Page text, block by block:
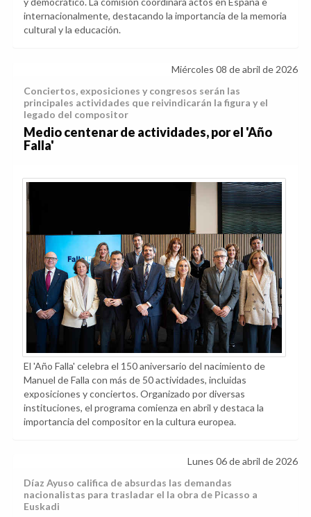
internacionalmente, destacando la importancia de la memoria
cultural y la educación.
Miércoles 08 de abril de 2026
Conciertos, exposiciones y congresos serán las
principales actividades que reivindicarán la figura y el
legado del compositor
Medio centenar de actividades, por el 'Año
Falla'
El 'Año Falla' celebra el 150 aniversario del nacimiento de
Manuel de Falla con más de 50 actividades, incluidas
exposiciones y conciertos. Organizado por diversas
instituciones, el programa comienza en abril y destaca la
importancia del compositor en la cultura europea.
Lunes 06 de abril de 2026
Díaz Ayuso califica de absurdas las demandas
nacionalistas para trasladar el la obra de Picasso a
Euskadi